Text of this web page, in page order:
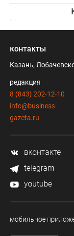
контакты
Казань,
редакция
8 (843) 202-12-10
info@business-
gazeta.ru
вконтакте
telegram
youtube
мобильное